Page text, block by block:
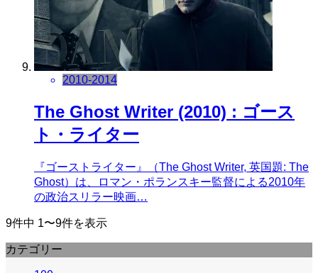
2010-2014
The Ghost Writer (2010) : ゴース
ト・ライター
『ゴーストライター』（The Ghost Writer, 英国題: The
Ghost）は、ロマン・ポランスキー監督による2010年
の政治スリラー映画…
9件中 1〜9件を表示
カテゴリー